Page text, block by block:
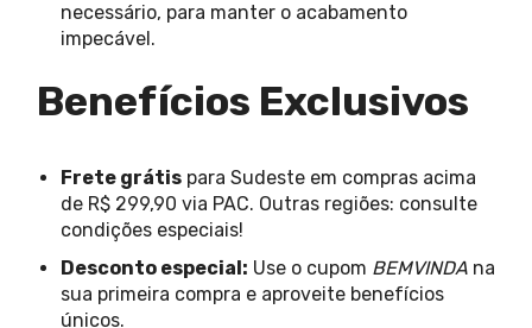
necessário, para manter o acabamento
impecável.
Benefícios Exclusivos
Frete grátis para Sudeste em compras acima
de R$ 299,90 via PAC. Outras regiões: consulte
condições especiais!
Desconto especial: Use o cupom BEMVINDA na
sua primeira compra e aproveite benefícios
únicos.